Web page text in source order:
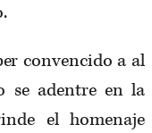
convencido a al
se adentre en la
el homenaje